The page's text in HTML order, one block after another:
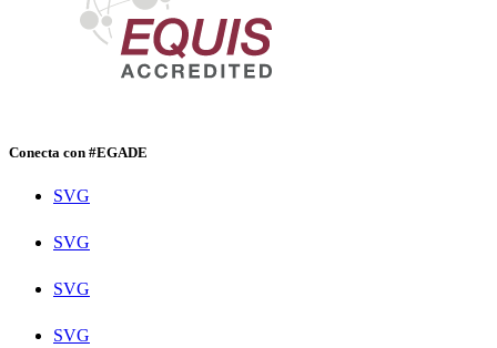
Conecta con #EGADE
SVG
SVG
SVG
SVG